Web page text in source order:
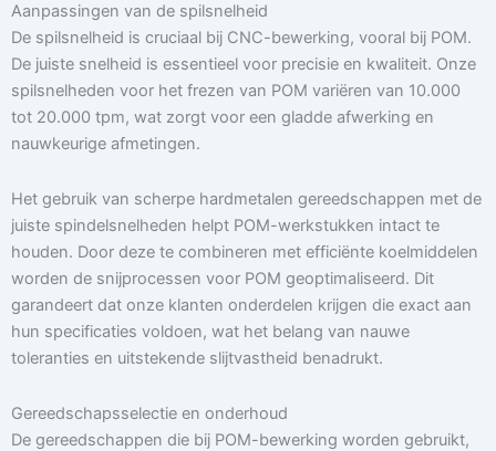
Aanpassingen van de spilsnelheid
De spilsnelheid is cruciaal bij CNC-bewerking, vooral bij POM.
De juiste snelheid is essentieel voor precisie en kwaliteit. Onze
spilsnelheden voor het frezen van POM variëren van 10.000
tot 20.000 tpm, wat zorgt voor een gladde afwerking en
nauwkeurige afmetingen.
Het gebruik van scherpe hardmetalen gereedschappen met de
juiste spindelsnelheden helpt POM-werkstukken intact te
houden. Door deze te combineren met efficiënte koelmiddelen
worden de snijprocessen voor POM geoptimaliseerd. Dit
garandeert dat onze klanten onderdelen krijgen die exact aan
hun specificaties voldoen, wat het belang van nauwe
toleranties en uitstekende slijtvastheid benadrukt.
Gereedschapsselectie en onderhoud
De gereedschappen die bij POM-bewerking worden gebruikt,